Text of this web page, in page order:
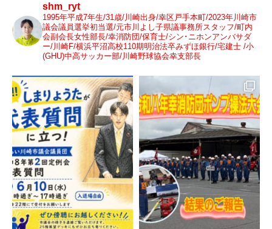
shm_ryt
1995年平成7年生/31歳/川崎出身/幸区戸手本町/2023年川崎市
議会議員選挙初当選/元市川よし子県議事務所スタッフ/町内
会副会長女性部長/幸消防団/保育士/シン･ニホンアンバサダ
ー/川崎F/横浜平沼高校110期明治法卒みずほ銀行/宅建士 /小
(GHU)中高サッカー部/川崎野球協会幸支部長